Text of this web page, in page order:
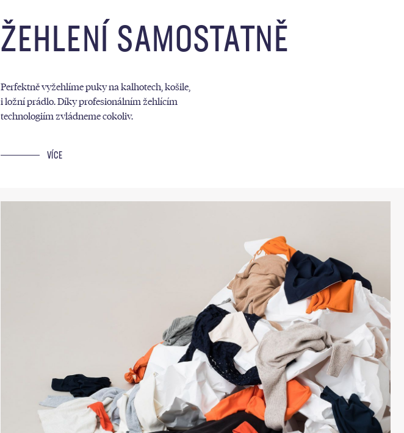
ŽEHLENÍ SAMOSTATNĚ
Perfektně vyžehlíme puky na kalhotech, košile,
i ložní prádlo. Díky profesionálním žehlícím
technologiím zvládneme cokoliv.
VÍCE